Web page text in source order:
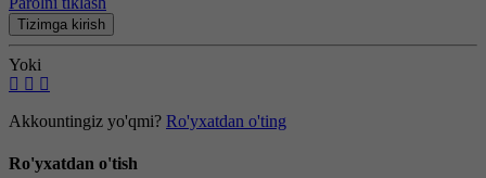
Tizimga kirish
Yoki
Akkountingiz yo'qmi? Ro'yxatdan o'ting
Ro'yxatdan o'tish